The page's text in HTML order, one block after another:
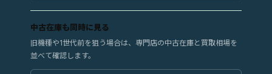
中古在庫も同時に見る
旧機種や1世代前を狙う場合は、専門店の中古在庫と買取相場を
並べて確認します。